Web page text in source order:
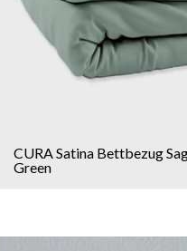
CURA Satina Bettbezug
Green